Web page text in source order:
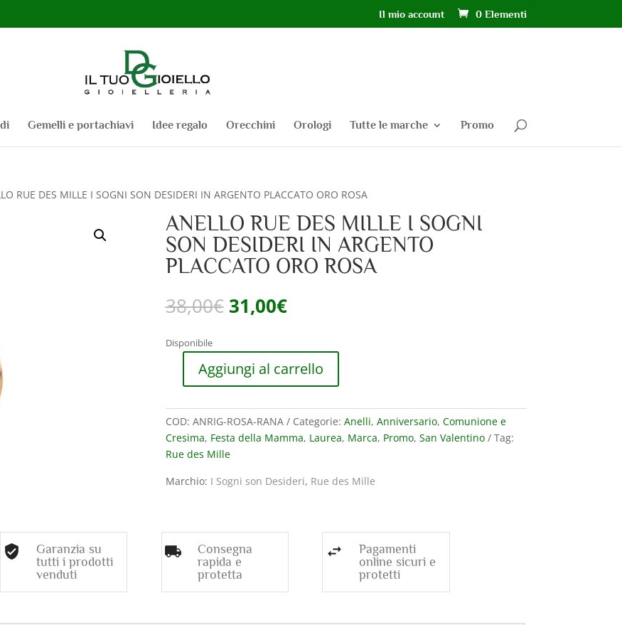
Il mio account 0 Elementi
Gemelli e portachiavi Idee regalo Orecchini Orologi Tutte le marche Promo
RUE DES MILLE I SOGNI SON DESIDERI IN ARGENTO PLACCATO ORO ROSA
ANELLO RUE DES MILLE I SOGNI
SON DESIDERI IN ARGENTO
PLACCATO ORO ROSA
38,00€ Il
prezzo
era:
38,00€.
31,00€Il
prezzo
è:
31,00€.
Disponibile
ANELLO
DES
MILLE
I
SOGNI
SON
ORO
quantità
Aggiungi al carrello
COD: ANRIG-ROSA-RANA Categorie: Anelli, Anniversario, Comunione e
Cresima, Festa della Mamma, Laurea, Marca, Promo, San Valentino
Tag:
Rue des Mille
Marchio: I Sogni son Desideri, Rue des Mille
Garanzia su
tutti i prodotti
venduti
Consegna
rapida e
protetta
Pagamenti
online sicuri e
protetti